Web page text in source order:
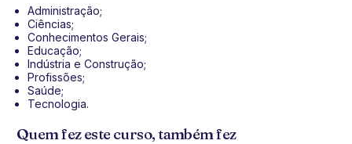
Administração;
Ciências;
Conhecimentos Gerais;
Educação;
Indústria e Construção;
Profissões;
Saúde;
Tecnologia.
Quem fez este curso, também fez